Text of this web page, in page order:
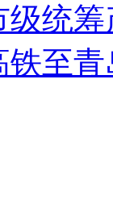
统
至